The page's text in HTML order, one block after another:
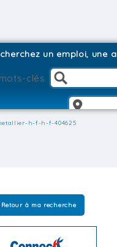
un emploi, une
h-f-h-f-404625
Retour à ma recherche